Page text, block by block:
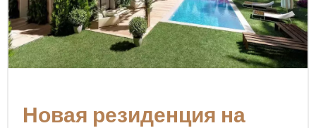
Новая резиденция на